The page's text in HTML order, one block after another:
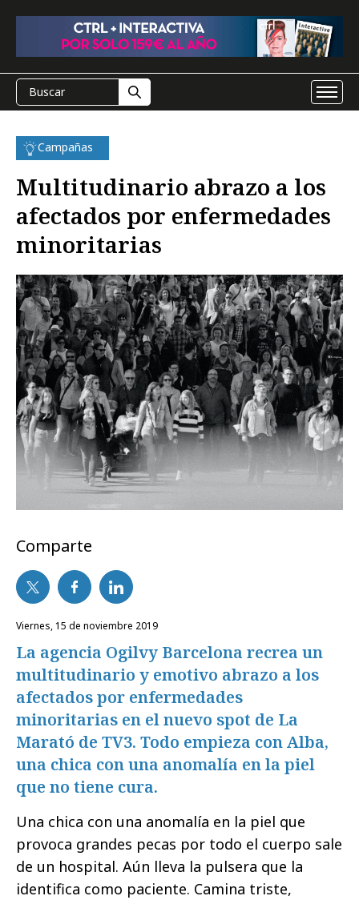
Campañas
Multitudinario abrazo a los
afectados por enfermedades
minoritarias
Comparte
viernes, 15 de noviembre 2019
La agencia Ogilvy Barcelona recrea un
multitudinario y emotivo abrazo a los
afectados por enfermedades
minoritarias en el nuevo spot de La
Marató de TV3. Todo empieza con Alba,
una chica con una anomalía en la piel
que no tiene cura.
Una chica con una anomalía en la piel que
provoca grandes pecas por todo el cuerpo sale
de un hospital. Aún lleva la pulsera que la
identifica como paciente. Camina triste,